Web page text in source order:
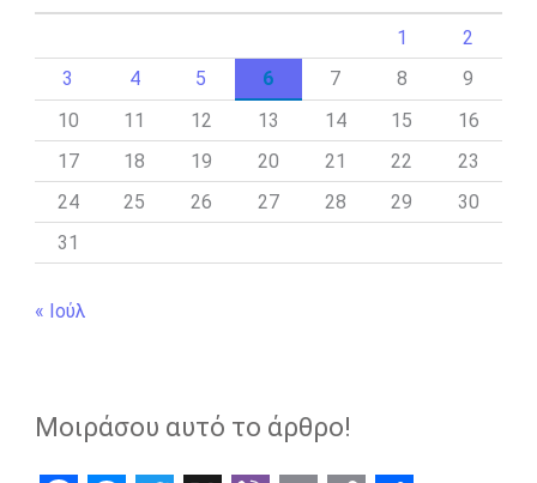
1
2
3
4 5 6 7 8
9
10
11 12 13 14 15
16
17
18 19 20 21 22
23
24
25 26 27 28 29
30
31
« Ιούλ
Μοιράσου αυτό το άρθρο!